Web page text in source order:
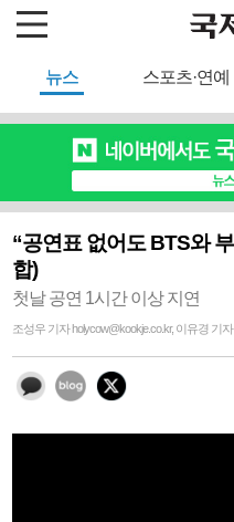
뉴스 스포츠·연예
“공연표 없어도 BTS와
합)
첫날 공연 1시간 이상 지연
조성우 기자 holycow@kookje.co.kr, 이유경 기자